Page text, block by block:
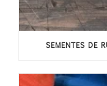
SEMENTES DE